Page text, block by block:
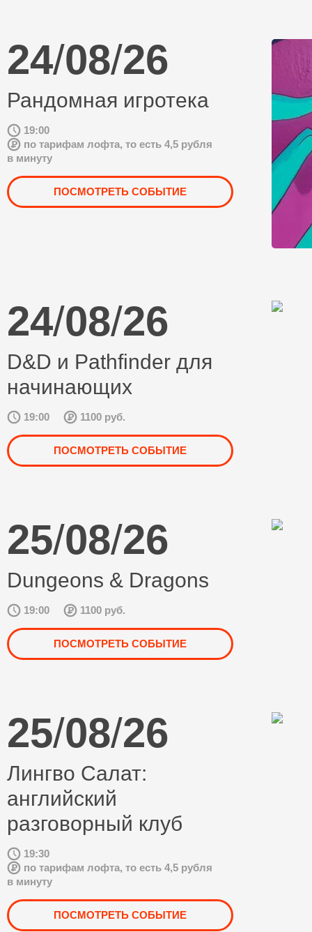
24/08/26
Рандомная игротека
19:00
по тарифам лофта, то есть 4,5 рубля
в минуту
ПОСМОТРЕТЬ СОБЫТИЕ
24/08/26
D&D и Pathfinder для
начинающих
19:00 1100 руб.
ПОСМОТРЕТЬ СОБЫТИЕ
25/08/26
Dungeons & Dragons
19:00 1100 руб.
ПОСМОТРЕТЬ СОБЫТИЕ
25/08/26
Лингво Салат:
английский
разговорный клуб
19:30
по тарифам лофта, то есть 4,5 рубля
в минуту
ПОСМОТРЕТЬ СОБЫТИЕ